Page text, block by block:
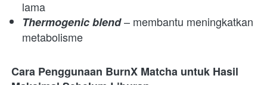
lama
Thermogenic blend – membantu meningkatkan
metabolisme
Cara Penggunaan BurnX Matcha untuk Hasil